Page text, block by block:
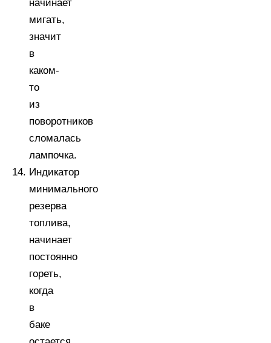
начинает
мигать,
значит
в
каком-
то
из
поворотников
сломалась
лампочка.
Индикатор
минимального
резерва
топлива,
начинает
постоянно
гореть,
когда
в
баке